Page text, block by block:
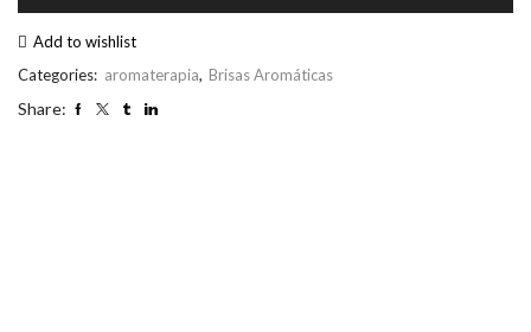
Add to wishlist
Categories: aromaterapia, Brisas Aromáticas
Share: